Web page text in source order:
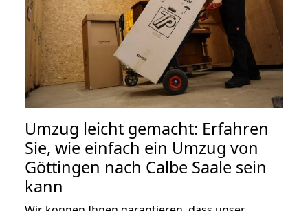
Umzug leicht gemacht: Erfahren
Sie, wie einfach ein Umzug von
Göttingen nach Calbe Saale sein
kann